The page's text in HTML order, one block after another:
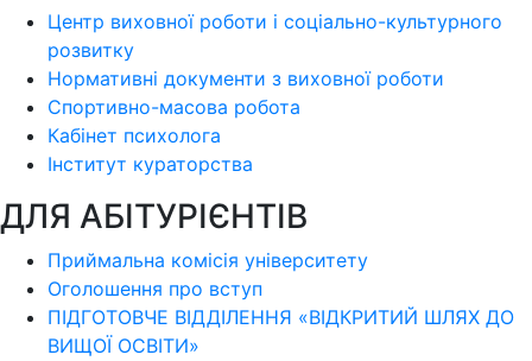
Центр виховної роботи і соціально-культурного
розвитку
Нормативні документи з виховної роботи
Спортивно-масова робота
Кабінет психолога
Інститут кураторства
ДЛЯ АБІТУРІЄНТІВ
Приймальна комісія університету
Оголошення про вступ
ПІДГОТОВЧЕ ВІДДІЛЕННЯ «ВІДКРИТИЙ ШЛЯХ ДО
ВИЩОЇ ОСВІТИ»